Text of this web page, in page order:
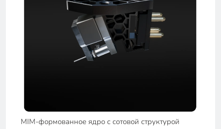
MIM-формованное ядро с сотовой структурой